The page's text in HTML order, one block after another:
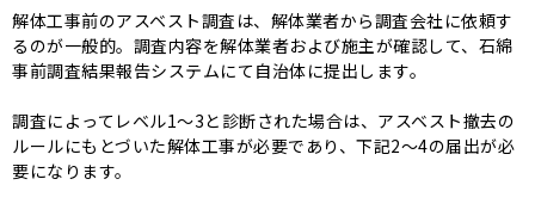
解体工事前のアスベスト調査は、解体業者から調査会社に依頼す
るのが一般的。調査内容を解体業者および施主が確認して、石綿
事前調査結果報告システムにて自治体に提出します。
調査によってレベル1～3と診断された場合は、アスベスト撤去の
ルールにもとづいた解体工事が必要であり、下記2～4の届出が必
要になります。